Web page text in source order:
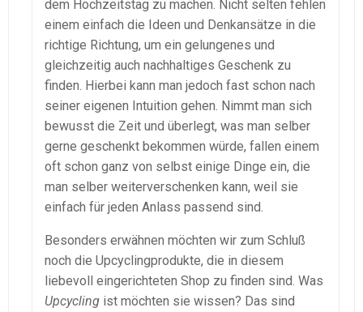
dem Hochzeitstag zu machen. Nicht selten fehlen
einem einfach die Ideen und Denkansätze in die
richtige Richtung, um ein gelungenes und
gleichzeitig auch nachhaltiges Geschenk zu
finden. Hierbei kann man jedoch fast schon nach
seiner eigenen Intuition gehen. Nimmt man sich
bewusst die Zeit und überlegt, was man selber
gerne geschenkt bekommen würde, fallen einem
oft schon ganz von selbst einige Dinge ein, die
man selber weiterverschenken kann, weil sie
einfach für jeden Anlass passend sind.
Besonders erwähnen möchten wir zum Schluß
noch die Upcyclingprodukte, die in diesem
liebevoll eingerichteten Shop zu finden sind. Was
Upcycling ist möchten sie wissen? Das sind